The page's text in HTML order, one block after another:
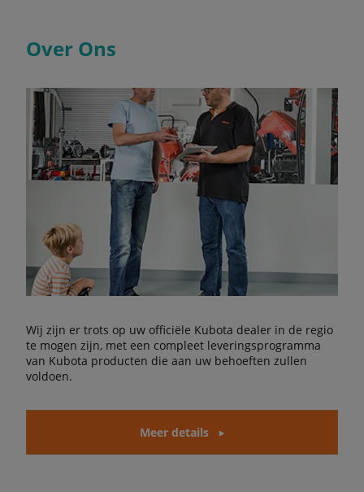
Over Ons
Wij zijn er trots op uw officiële Kubota dealer in de regio
te mogen zijn, met een compleet leveringsprogramma
van Kubota producten die aan uw behoeften zullen
voldoen.
Meer details